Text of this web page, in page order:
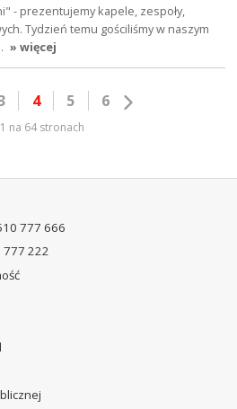
- prezentujemy kapele, zespoły,
Tydzień temu gościliśmy w naszym
» więcej
4 5 6
na 64 stronach
777 666
777 222